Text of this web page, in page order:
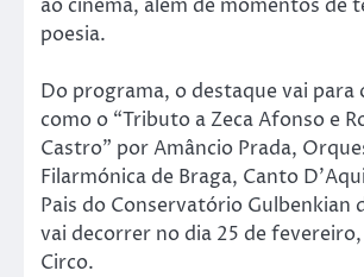
ao cinema, além de momentos de
poesia.
Do programa, o destaque vai para
como o “Tributo a Zeca Afonso e
Castro” por Amâncio Prada,
Filarmónica de Braga, Canto
Pais do Conservatório Gulbenkian
vai decorrer no dia 25 de
Circo.